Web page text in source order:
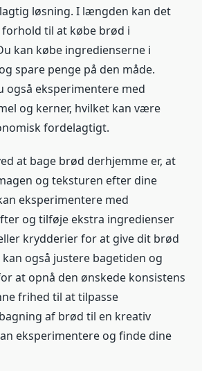
løsning. I længden kan det
til at købe brød i
kan købe ingredienserne i
spare penge på den måde.
også eksperimentere med
og kerner, hvilket kan være
fordelagtigt.
at bage brød derhjemme er, at
og teksturen efter dine
eksperimentere med
og tilføje ekstra ingredienser
krydderier for at give dit brød
også justere bagetiden og
at opnå den ønskede konsistens
frihed til at tilpasse
af brød til en kreativ
eksperimentere og finde dine